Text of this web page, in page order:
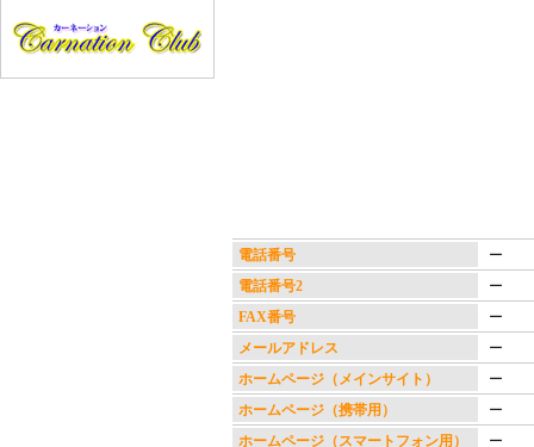
電話番号
ー
電話番号2
ー
FAX番号
ー
メールアドレス
ー
ホームページ（メインサイト）
ー
ホームページ（携帯用）
ー
ホームページ（スマートフォン用）
ー